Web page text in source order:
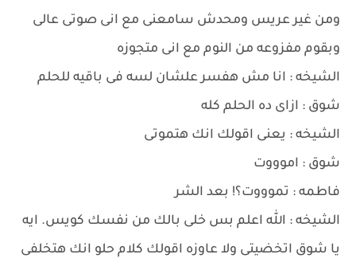
ومن غير عريس ومحدش سامعنى مع انى صوتى عالى
وبقوم مفزوعه من النوم مع انى متجوزه
الشيخه : انا مش هفسر علشان لسه فى باقيه للحلم
شوق : ازاى ده الحلم كله
الشيخه : يعنى اقولك انك هتموتى
شوق : اموووت
فاطمه : تموووت؟! بعد الشر
الشيخه : الله اعلم بس خلى بالك من نفسك كويس. ايه
يا شوق اتخضيتى ولا عاوزه اقولك كلام حلو انك هتخلفى